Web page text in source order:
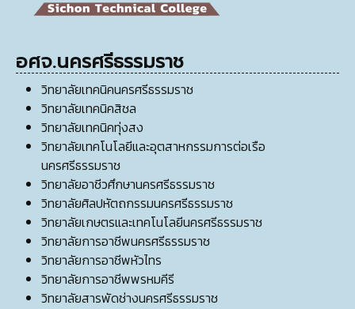
อศจ.นครศรีธรรมราช
วิทยาลัยเทคนิคนครศรีธรรมราช
วิทยาลัยเทคนิคสิชล
วิทยาลัยเทคนิคทุ่งสง
วิทยาลัยเทคโนโลยีและอุตสาหกรรมการต่อเรือ
นครศรีธรรมราช
วิทยาลัยอาชีวศึกษานครศรีธรรมราช
วิทยาลัยศิลปหัตถกรรมนครศรีธรรมราช
วิทยาลัยเกษตรและเทคโนโลยีนครศรีธรรมราช
วิทยาลัยการอาชีพนครศรีธรรมราช
วิทยาลัยการอาชีพหัวไทร
วิทยาลัยการอาชีพพรหมคีรี
วิทยาลัยสารพัดช่างนครศรีธรรมราช